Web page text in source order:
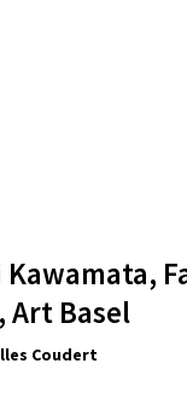
Kawamata,
Art Basel
Coudert